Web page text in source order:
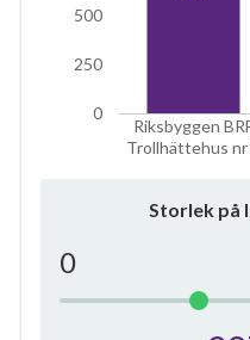
Riksbyggen
Trollhättehus nr
0
250
500
Storlek på
0